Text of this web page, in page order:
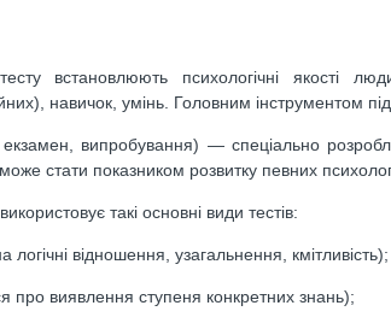
встановлюють психологічні якості
навичок, умінь. Головним інструментом
випробування) — спеціально
може стати показником розвитку певних
такі основні види тестів:
логічні відношення, узагальнення, кмітливість);
про виявлення ступеня конкретних знань);